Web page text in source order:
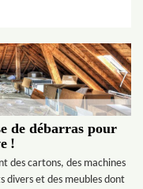
de débarras pour
!
des cartons, des machines
divers et des meubles dont